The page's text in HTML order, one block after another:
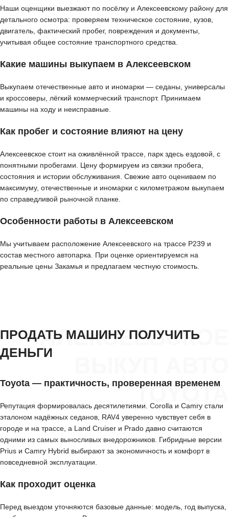
Наши оценщики выезжают по посёлку и Алексеевскому району для
детального осмотра: проверяем техническое состояние, кузов,
двигатель, фактический пробег, повреждения и документы,
учитывая общее состояние транспортного средства.
Какие машины выкупаем в Алексеевском
Выкупаем отечественные авто и иномарки — седаны, универсалы
и кроссоверы, лёгкий коммерческий транспорт. Принимаем
машины на ходу и неисправные.
Как пробег и состояние влияют на цену
Алексеевское стоит на оживлённой трассе, парк здесь ездовой, с
понятными пробегами. Цену формируем из связки пробега,
состояния и истории обслуживания. Свежие авто оцениваем по
максимуму, отечественные и иномарки с километражом выкупаем
по справедливой рыночной планке.
Особенности работы в Алексеевском
Мы учитываем расположение Алексеевского на трассе Р239 и
состав местного автопарка. При оценке ориентируемся на
реальные цены Закамья и предлагаем честную стоимость.
АЛЕКСЕЕВСКОЕ
TOYOTA
ПРОДАТЬ МАШИНУ ПОЛУЧИТЬ
ДЕНЬГИ
Toyota — практичность, проверенная временем
Репутация формировалась десятилетиями. Corolla и Camry стали
эталоном надёжных седанов, RAV4 уверенно чувствует себя в
городе и на трассе, а Land Cruiser и Prado давно считаются
одними из самых выносливых внедорожников. Гибридные версии
Prius и Camry Hybrid выбирают за экономичность и комфорт в
повседневной эксплуатации.
Как проходит оценка
Перед выездом уточняются базовые данные: модель, год выпуска,